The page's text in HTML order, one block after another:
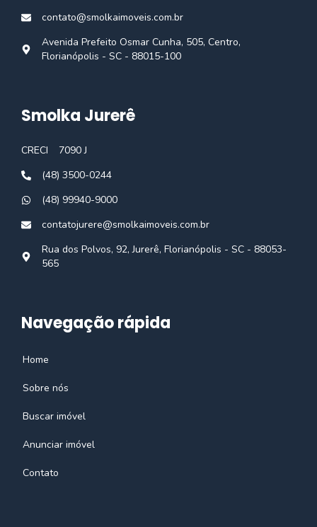
contato@smolkaimoveis.com.br
Avenida Prefeito Osmar Cunha, 505, Centro,
Florianópolis - SC - 88015-100
Smolka Jurerê
CRECI
7090 J
(48) 3500-0244
(48) 99940-9000
contatojurere@smolkaimoveis.com.br
Rua dos Polvos, 92, Jurerê, Florianópolis - SC - 88053-
565
Navegação rápida
Home
Sobre nós
Buscar imóvel
Anunciar imóvel
Contato